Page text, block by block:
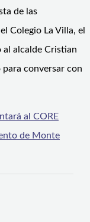
de las
Colegio La Villa, el
alcalde Cristian
conversar con
al CORE
de Monte